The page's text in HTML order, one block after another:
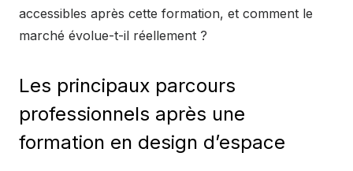
accessibles après cette formation, et comment le
marché évolue-t-il réellement ?
Les principaux parcours
professionnels après une
formation en design d’espace